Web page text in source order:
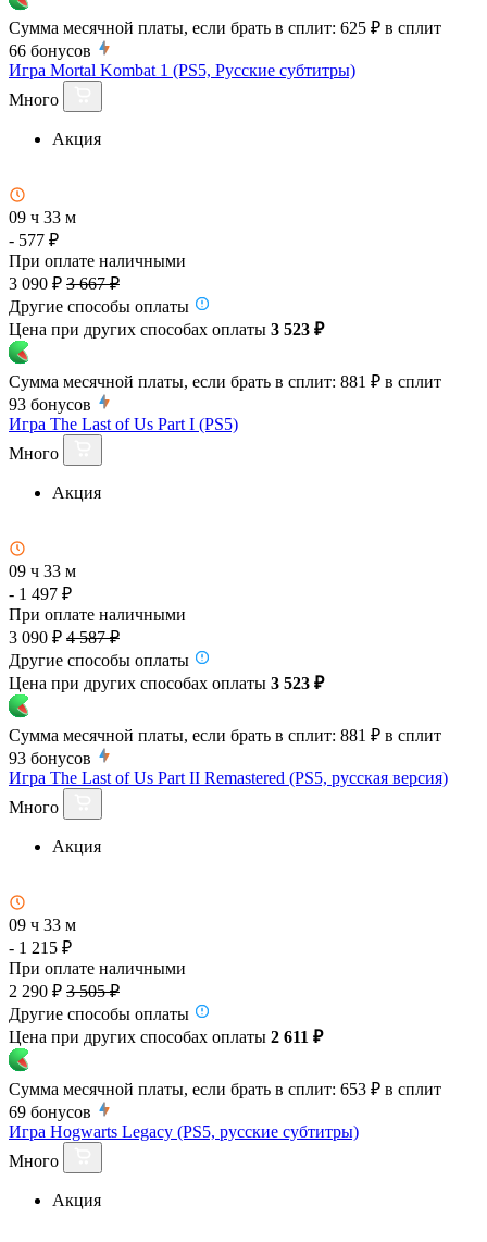
Сумма месячной платы, если брать в сплит: 625 ₽ в сплит
66 бонусов
Игра Mortal Kombat 1 (PS5, Русские субтитры)
Много
Акция
09 ч 33 м
- 577 ₽
При оплате наличными
3 090 ₽ 3 667 ₽
Другие способы оплаты
Цена при других способах оплаты 3 523 ₽
Сумма месячной платы, если брать в сплит: 881 ₽ в сплит
93 бонусов
Игра The Last of Us Part I (PS5)
Много
Акция
09 ч 33 м
- 1 497 ₽
При оплате наличными
3 090 ₽ 4 587 ₽
Другие способы оплаты
Цена при других способах оплаты 3 523 ₽
Сумма месячной платы, если брать в сплит: 881 ₽ в сплит
93 бонусов
Игра The Last of Us Part II Remastered (PS5, русская версия)
Много
Акция
09 ч 33 м
- 1 215 ₽
При оплате наличными
2 290 ₽ 3 505 ₽
Другие способы оплаты
Цена при других способах оплаты 2 611 ₽
Сумма месячной платы, если брать в сплит: 653 ₽ в сплит
69 бонусов
Игра Hogwarts Legacy (PS5, русские субтитры)
Много
Акция